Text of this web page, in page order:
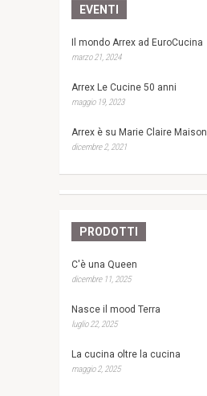
EVENTI
Il mondo Arrex ad EuroCucina
marzo 21, 2024
Arrex Le Cucine 50 anni
maggio 19, 2023
Arrex è su Marie Claire Maison
dicembre 2, 2021
PRODOTTI
C'è una Queen
dicembre 11, 2025
Nasce il mood Terra
luglio 22, 2025
La cucina oltre la cucina
maggio 2, 2025